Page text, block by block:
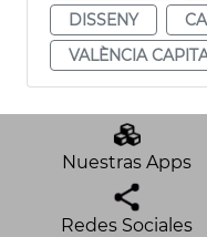
DISSENY
VALÈNCIA
Nuestras Apps
Redes Sociales